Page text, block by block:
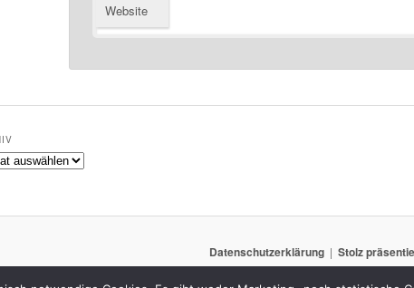
Website
Datenschutzerklärung Stolz